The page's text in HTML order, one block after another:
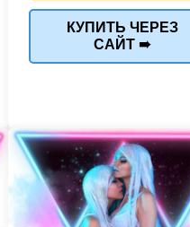
КУПИТЬ ЧЕРЕЗ
САЙТ ➠